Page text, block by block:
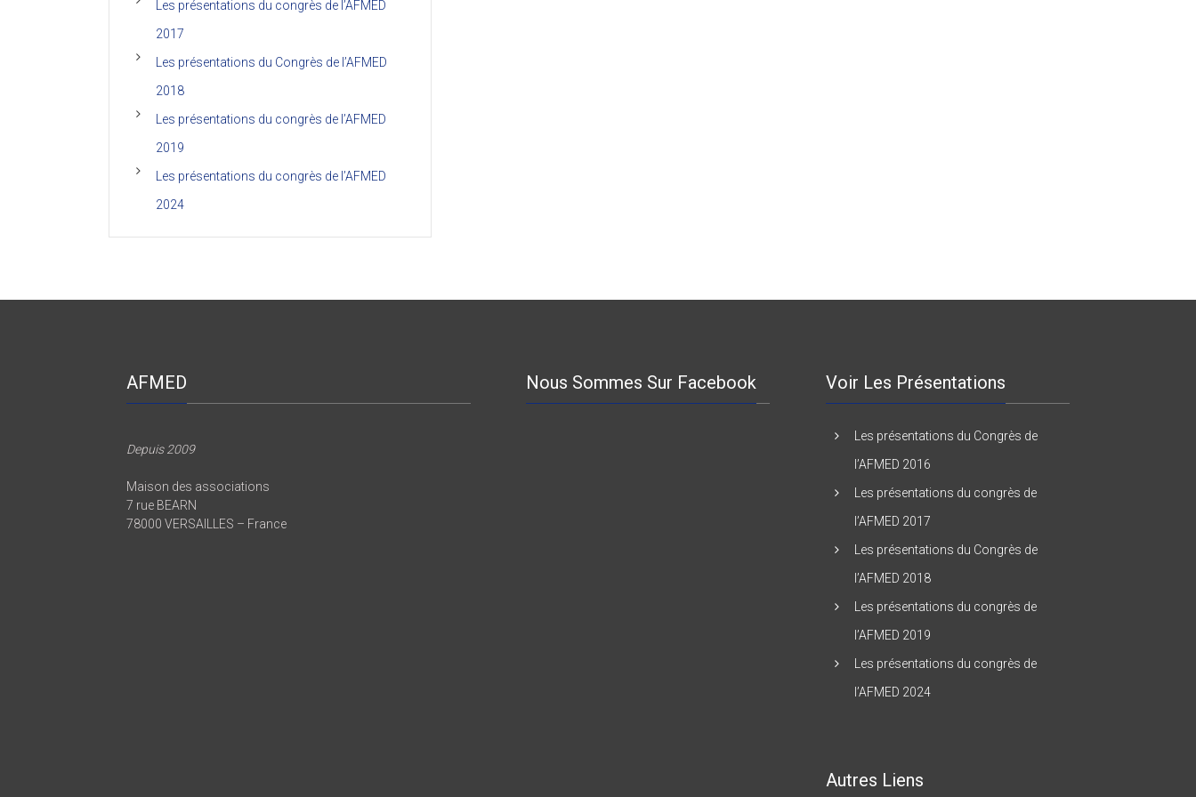
Les présentations du congrès de l’AFMED
2017
Les présentations du Congrès de l’AFMED
2018
Les présentations du congrès de l’AFMED
2019
Les présentations du congrès de l’AFMED
2024
AFMED
Depuis 2009
Maison des associations
7 rue BEARN
78000 VERSAILLES – France
Nous Sommes Sur Facebook Voir Les Présentations
Les présentations du Congrès de
l’AFMED 2016
Les présentations du congrès de
l’AFMED 2017
Les présentations du Congrès de
l’AFMED 2018
Les présentations du congrès de
l’AFMED 2019
Les présentations du congrès de
l’AFMED 2024
Autres Liens